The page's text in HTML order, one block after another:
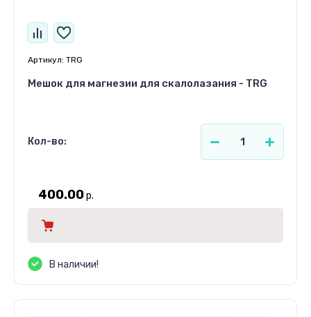
Артикул: TRG
Мешок для магнезии для скалолазания - TRG
Кол-во:
400.00р.
В наличии!